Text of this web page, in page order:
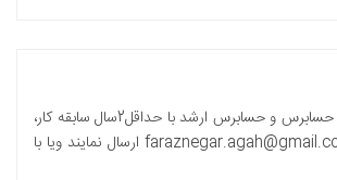
موسسه حسابرسی فرازنگر آگاه به منظور تکمیل کادر حرفه ای خود در رده های، حسابرس و حسابرس ارشد با حداقل2سال سابقه کار،
دعوت به همکاری می نماید . متقاضیان می توانند رزومه خود را به ایمیل faraznegar.agah@gmail.com ارسال نمایند ویا با